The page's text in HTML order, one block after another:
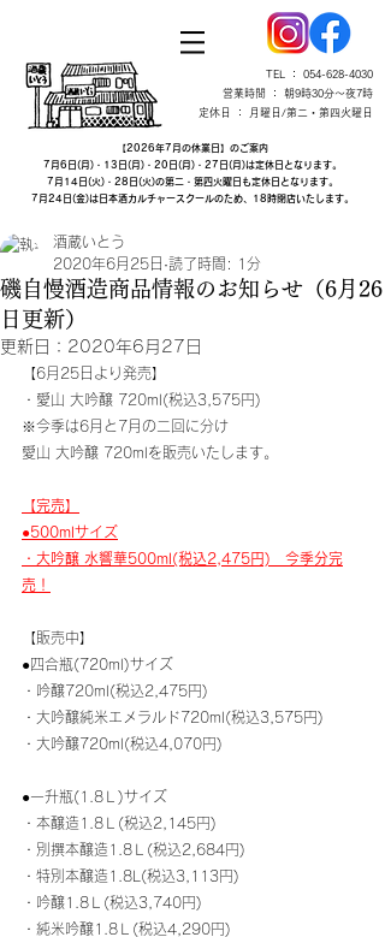
TEL ： 054-628-4030
営業時間 ： 朝9時30分～夜7時
定休日 ： 月曜日/第二・第四火曜日
【2026年7月の休業日】のご案内
7月6日(月)・13日(月)・20日(月)・27日(月)は定休日となります。
7月14日(火)・28日(火)の第二・第四火曜日も定休日となります。
7月24日(金)は日本酒カルチャースクールのため、18時閉店いたします。
磯自慢酒造商品情報のお知らせ​（6月26
日更新）
酒蔵いとう
2020年6月25日 読了時間: 1分
更新日： 2020年6月27日
【6月25日より発売】
・愛山 大吟醸 720ml(税込3,575円)
※今季は6月と7月の二回に分け
愛山 大吟醸 720mlを販売いたします。
​【完売】
●500mlサイズ
・大吟醸 水響華500ml(税込2,475円)　今季分完
売！
​【販売中】
●四合瓶(720ml)サイズ
・吟醸720ml(税込2,475円)
・大吟醸純米エメラルド720ml(税込3,575円)
・大吟醸720ml(税込4,070円)
​●一升瓶(1.8Ｌ)サイズ
・本醸造1.8Ｌ(税込2,145円)
・別撰本醸造1.8Ｌ(税込2,684円)
・特別本醸造1.8L(税込3,113円)
・吟醸1.8Ｌ(税込3,740円)
・​純米吟醸1.8Ｌ(税込4,290円)